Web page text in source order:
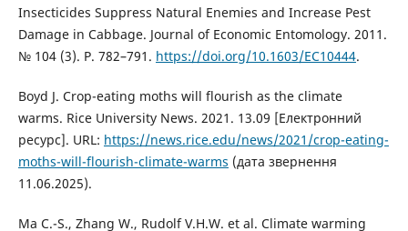
Insecticides Suppress Natural Enemies and Increase Pest
Damage in Cabbage. Journal of Economic Entomology. 2011.
№ 104 (3). P. 782–791. https://doi.org/10.1603/EC10444.
Boyd J. Crop-eating moths will flourish as the climate
warms. Rice University News. 2021. 13.09 [Електронний
ресурс]. URL: https://news.rice.edu/news/2021/crop-eating-
moths-will-flourish-climate-warms (дата звернення
11.06.2025).
Ma C.-S., Zhang W., Rudolf V.H.W. et al. Climate warming